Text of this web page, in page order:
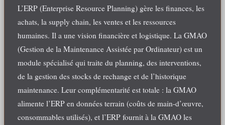
L’ERP (Enterprise Resource Planning) gère les finances, les
achats, la supply chain, les ventes et les ressources
humaines. Il a une vision financière et logistique. La GMAO
(Gestion de la Maintenance Assistée par Ordinateur) est un
module spécialisé qui traite du planning, des interventions,
de la gestion des stocks de rechange et de l’historique
maintenance. Leur complémentarité est totale : la GMAO
alimente l’ERP en données terrain (coûts de main-d’œuvre,
consommables utilisés), et l’ERP fournit à la GMAO les